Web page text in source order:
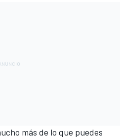
más de lo que puedes